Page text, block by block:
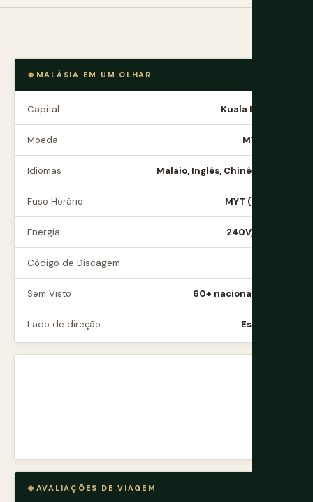
MALÁSIA EM UM OLHAR
Capital Kuala Lumpur
Moeda MYR (RM)
Idiomas Malaio, Inglês, Chinês, Tâmil
Fuso Horário MYT (UTC+8)
Energia 240V, Tipo G
Código de Discagem
Sem Visto 60+ nacionalidades
Lado de direção Esquerdo
AVALIAÇÕES DE VIAGEM